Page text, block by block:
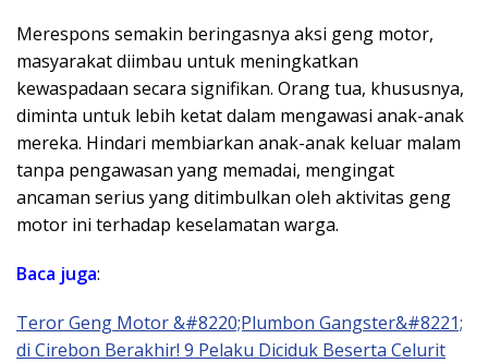
Merespons semakin beringasnya aksi geng motor,
masyarakat diimbau untuk meningkatkan
kewaspadaan secara signifikan. Orang tua, khususnya,
diminta untuk lebih ketat dalam mengawasi anak-anak
mereka. Hindari membiarkan anak-anak keluar malam
tanpa pengawasan yang memadai, mengingat
ancaman serius yang ditimbulkan oleh aktivitas geng
motor ini terhadap keselamatan warga.
Baca juga:
Teror Geng Motor &#8220;Plumbon Gangster&#8221;
di Cirebon Berakhir! 9 Pelaku Diciduk Beserta Celurit